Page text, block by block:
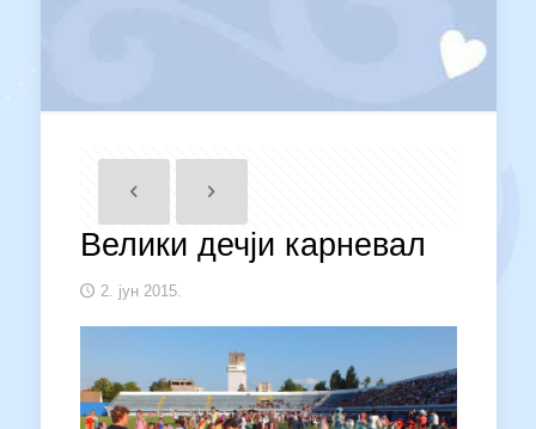
Велики дечји карневал
2. јун 2015.